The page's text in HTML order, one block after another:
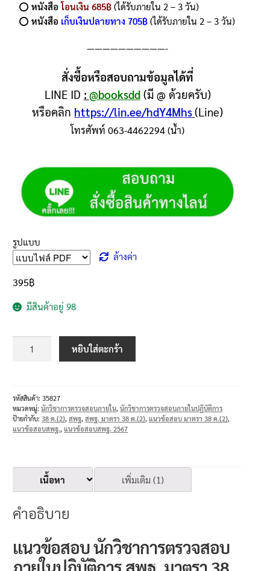
⭕️หนังสือโอนเงิน 685฿ (ได้รับภายใน 2 – 3 วัน)
⭕️หนังสือ เก็บเงินปลายทาง 705฿ (ได้รับภายใน 2 – 3 วัน)
——————————-
สั่งซื้อหรือสอบถามข้อมูลได้ที่
LINE ID : @booksdd(มี @ ด้วยครับ)
หรือคลิก https://lin.ee/hdY4Mhs(Line)
โทรศัพท์ 063-4462294 (น้ำ)
รูปแบบ
ล้างค่า
395฿
มีสินค้าอยู่ 98
หยิบใส่ตะกร้า
รหัสสินค้า:35827
หมวดหมู่:นักวิชาการตรวจสอบภายใน,นักวิชาการตรวจสอบภายในปฏิบัติการ
ป้ายกำกับ:38 ค.(2),สพฐ,สพฐ. มาตรา 38 ค.(2),แนวข้อสอบ มาตรา 38 ค.(2),
แนวข้อสอบสพฐ.,แนวข้อสอบสพฐ. 2567
เนื้อหา เพิ่มเติม (1)
คำอธิบาย
แนวข้อสอบ นักวิชาการตรวจสอบ
ภายในปฏิบัติการ สพฐ. มาตรา 38